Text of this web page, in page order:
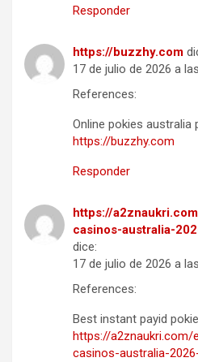
Responder
https://buzzhy.com
17 de julio de 2026 a
References:
Online pokies australia
https://buzzhy.com
Responder
https://
casinos-australia-
dice:
17 de julio de 2026 a
References:
Best instant payid
https://
casinos-australia-